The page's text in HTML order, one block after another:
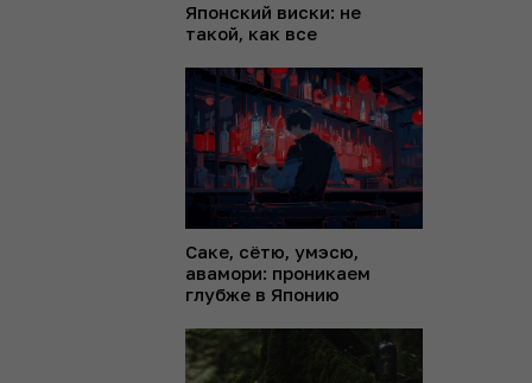
Японский виски: не
такой, как все
Саке, сётю, умэсю,
авамори: проникаем
глубже в Японию